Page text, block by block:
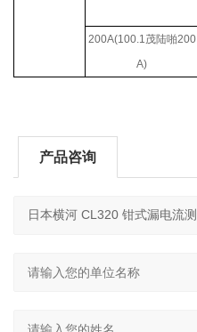
200A(100.1 茂陆啪200
A)
产品咨询